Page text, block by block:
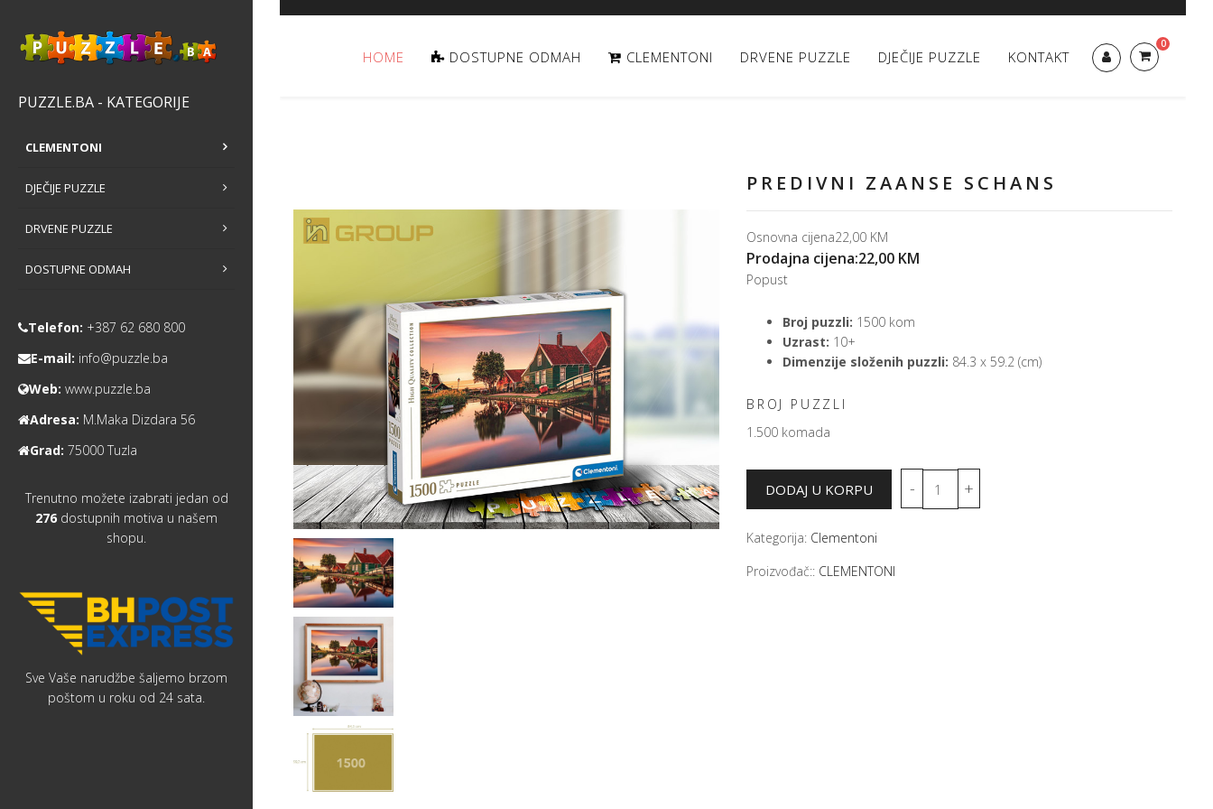
0
HOME DOSTUPNE ODMAH CLEMENTONI DRVENE PUZZLE DJEČIJE PUZZLE KONTAKT
PREDIVNI ZAANSE SCHANS
Osnovna cijena22,00 KM
Prodajna cijena:22,00 KM
Popust
Broj puzzli: 1500 kom
Uzrast: 10+
Dimenzije složenih puzzli: 84.3 x 59.2 (cm)
BROJ PUZZLI
1.500 komada
Kategorija: Clementoni
Proizvođač:: CLEMENTONI
PUZZLE.BA - KATEGORIJE
CLEMENTONI
DJEČIJE PUZZLE
DRVENE PUZZLE
DOSTUPNE ODMAH
Telefon: +387 62 680 800
E-mail: info@puzzle.ba
Web: www.puzzle.ba
Adresa: M.Maka Dizdara 56
Grad: 75000 Tuzla
Trenutno možete izabrati jedan od
276 dostupnih motiva u našem
shopu.
Sve Vaše narudžbe šaljemo brzom
poštom u roku od 24 sata.